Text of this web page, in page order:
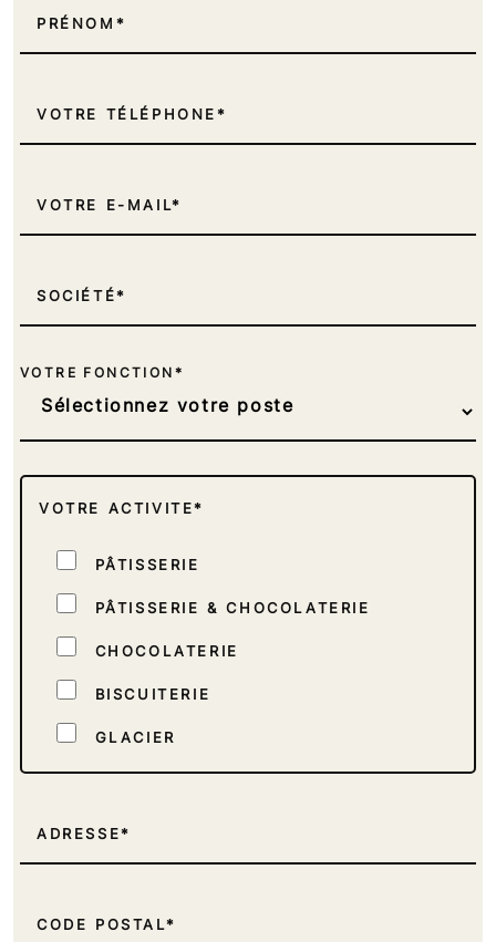
PRÉNOM
VOTRE TÉLÉPHONE
VOTRE E-MAIL
SOCIÉTÉ
VOTRE FONCTION*
VOTRE ACTIVITE*
PÂTISSERIE
PÂTISSERIE & CHOCOLATERIE
CHOCOLATERIE
BISCUITERIE
GLACIER
INDUSTRIEL
REVENDEUR DE MATÉRIEL
ADRESSE
CODE POSTAL